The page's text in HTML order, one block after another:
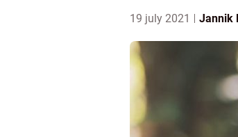
19 july 2021 Jannik